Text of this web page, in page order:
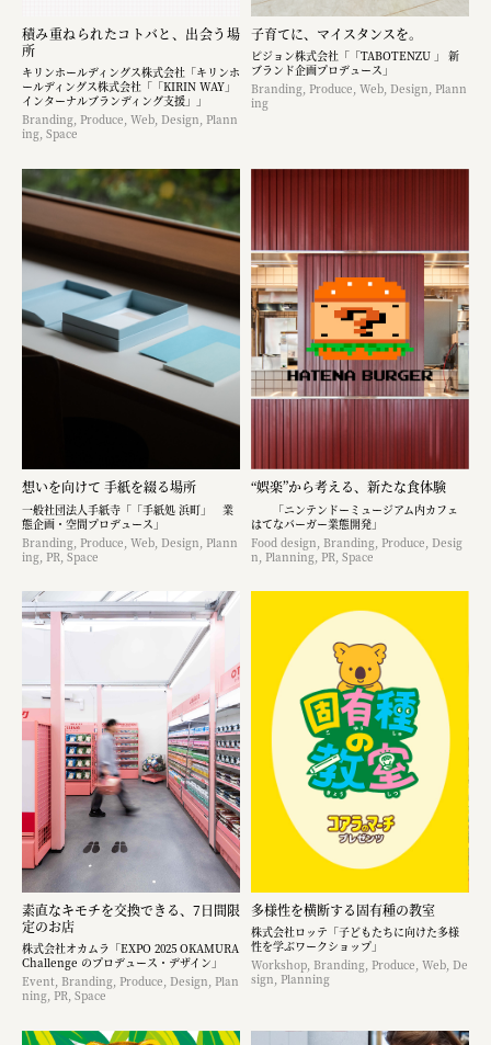
積み重ねられたコトバと、出会う場
所
キリンホールディングス株式会社「キリンホ
ールディングス株式会社「「KIRIN WAY」
インターナルブランディング支援」」
Branding, Produce, Web, Design, Plann
ing, Space
子育てに、マイスタンスを。
ピジョン株式会社「「TABOTENZU 」 新
ブランド企画プロデュース」
Branding, Produce, Web, Design, Plann
ing
想いを向けて 手紙を綴る場所
一般社団法人手紙寺「「手紙処 浜町」 業
態企画・空間プロデュース」
Branding, Produce, Web, Design, Plann
ing, PR, Space
“娯楽”から考える、新たな食体験
「ニンテンドーミュージアム内カフェ
はてなバーガー業態開発」
Food design, Branding, Produce, Desig
n, Planning, PR, Space
素直なキモチを交換できる、7日間限
定のお店
株式会社オカムラ「EXPO 2025 OKAMURA
Challenge のプロデュース・デザイン」
Event, Branding, Produce, Design, Plan
ning, PR, Space
多様性を横断する固有種の教室
株式会社ロッテ「子どもたちに向けた多様
性を学ぶワークショップ」
Workshop, Branding, Produce, Web, De
sign, Planning